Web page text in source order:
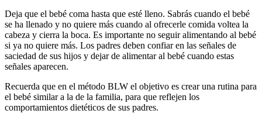
Deja que el bebé coma hasta que esté lleno. Sabrás cuando el bebé
se ha llenado y no quiere más cuando al ofrecerle comida voltea la
cabeza y cierra la boca. Es importante no seguir alimentando al bebé
si ya no quiere más. Los padres deben confiar en las señales de
saciedad de sus hijos y dejar de alimentar al bebé cuando estas
señales aparecen.
Recuerda que en el método BLW el objetivo es crear una rutina para
el bebé similar a la de la familia, para que reflejen los
comportamientos dietéticos de sus padres.